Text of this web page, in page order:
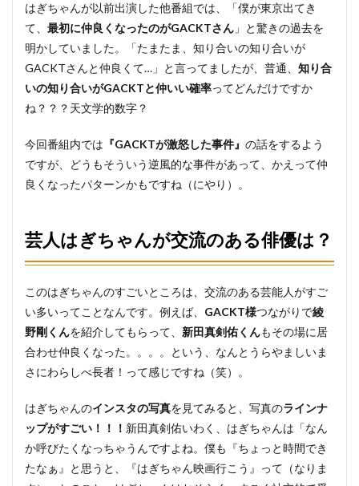
はぎちゃんが以前出演した他番組では、「僕が東京出てき
て、 最初に仲良くなったのがGACKTさん 」と驚きの過去を
明かしていました。「たまたま、知り合いの知り合いが
GACKTさんと仲良くて…」と言ってましたが、普通、 知り合
いの知り合いがGACKTと仲いい確率ってどんだけですか
ね？？？天文学的数字？
今回番組内では 『GACKTが激怒した事件』 の話をするよう
ですが、どうもそういう逆風的な事件があって、かえって仲
良くなったパターンかもですね（にやり）。
芸人はぎちゃんが交流のある俳優は？
このはぎちゃんのすごいところは、交流のある芸能人がすご
い多いってことなんです。例えば、 GACKT様つながりで綾
野剛くんを紹介してもらって、 新田真剣佑くんもその場に居
合わせ仲良くなった。。。。という、なんとうらやましいま
さにわらしべ長者！って感じですね（笑）。
はぎちゃんのインスタの写真を見てみると、写真のラインナ
ップがすごい！！！ 新田真剣佑いわく、はぎちゃんは「なん
か呼びたくなっちゃうんですよね。僕も『ちょっと時間でき
たなぁ』と思うと、『はぎちゃん映画行こう』って（なりま